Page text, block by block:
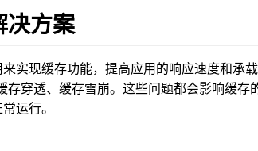
决方案
实现缓存功能，提高应用的响应速度和承
穿透、缓存雪崩。这些问题都会影响缓存
运行。